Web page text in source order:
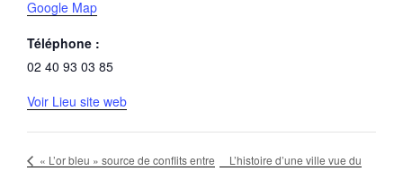
Google Map
Téléphone :
02 40 93 03 85
Voir Lieu site web
« L’or bleu » source de conflits entre
L’histoire d’une ville vue du